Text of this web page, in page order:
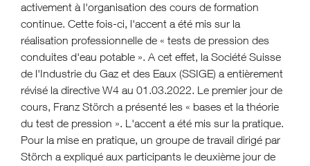
activement à l'organisation des cours de formation
continue. Cette fois-ci, l'accent a été mis sur la
réalisation professionnelle de « tests de pression des
conduites d'eau potable ». A cet effet, la Société Suisse
de l'Industrie du Gaz et des Eaux (SSIGE) a entièrement
révisé la directive W4 au 01.03.2022. Le premier jour de
cours, Franz Störch a présenté les « bases et la théorie
du test de pression ». L'accent a été mis sur la pratique.
Pour la mise en pratique, un groupe de travail dirigé par
Störch a expliqué aux participants le deuxième jour de